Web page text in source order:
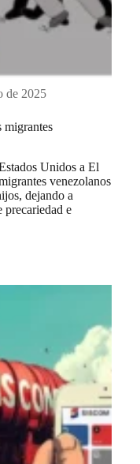
de 2025
migrantes
Unidos a El
venezolanos
dejando a
precariedad e